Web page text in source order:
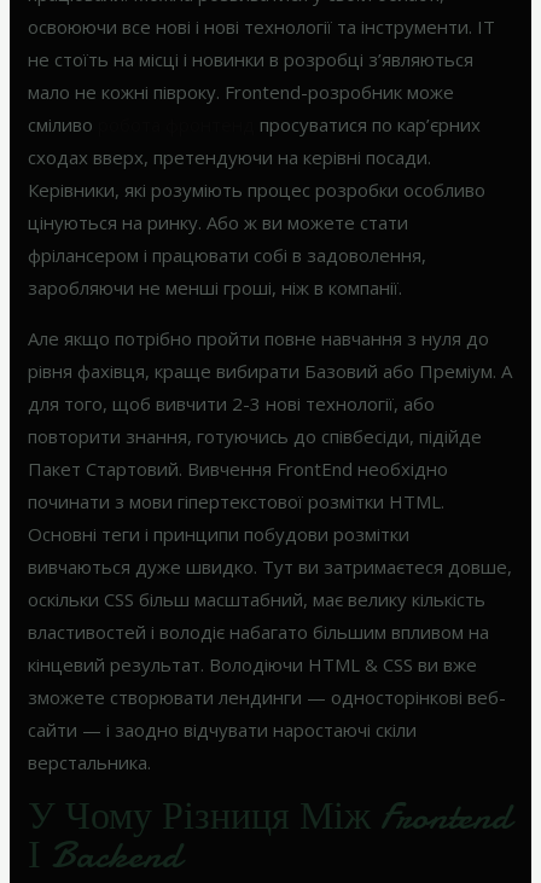
освоюючи все нові і нові технології та інструменти. IT
не стоїть на місці і новинки в розробці з’являються
мало не кожні півроку. Frontend-розробник може
сміливо
просуватися по кар’єрних
сходах вверх, претендуючи на керівні посади.
Керівники, які розуміють процес розробки особливо
цінуються на ринку. Або ж ви можете стати
фрілансером і працювати собі в задоволення,
заробляючи не менші гроші, ніж в компанії.
Але якщо потрібно пройти повне навчання з нуля до
рівня фахівця, краще вибирати Базовий або Преміум. А
для того, щоб вивчити 2-3 нові технології, або
повторити знання, готуючись до співбесіди, підійде
Пакет Стартовий. Вивчення FrontEnd необхідно
починати з мови гіпертекстової розмітки HTML.
Основні теги і принципи побудови розмітки
вивчаються дуже швидко. Тут ви затримаєтеся довше,
оскільки CSS більш масштабний, має велику кількість
властивостей і володіє набагато більшим впливом на
кінцевий результат. Володіючи HTML & CSS ви вже
зможете створювати лендинги — односторінкові веб-
сайти — і заодно відчувати наростаючі скіли
верстальника.
У Чому Різниця Між Frontend
І Backend